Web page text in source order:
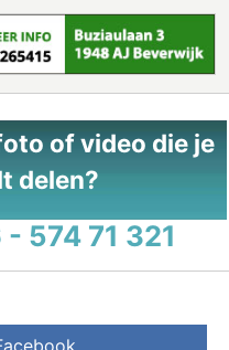
of video die je
delen?
574 71 321